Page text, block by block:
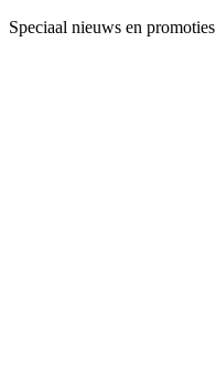
Speciaal nieuws en promoties